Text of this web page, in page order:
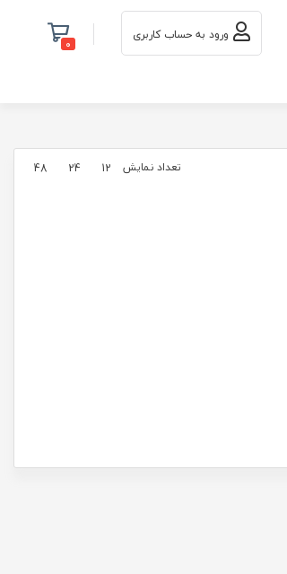
ورود به حساب کاربری 0
تعداد نمایش 12
24
48